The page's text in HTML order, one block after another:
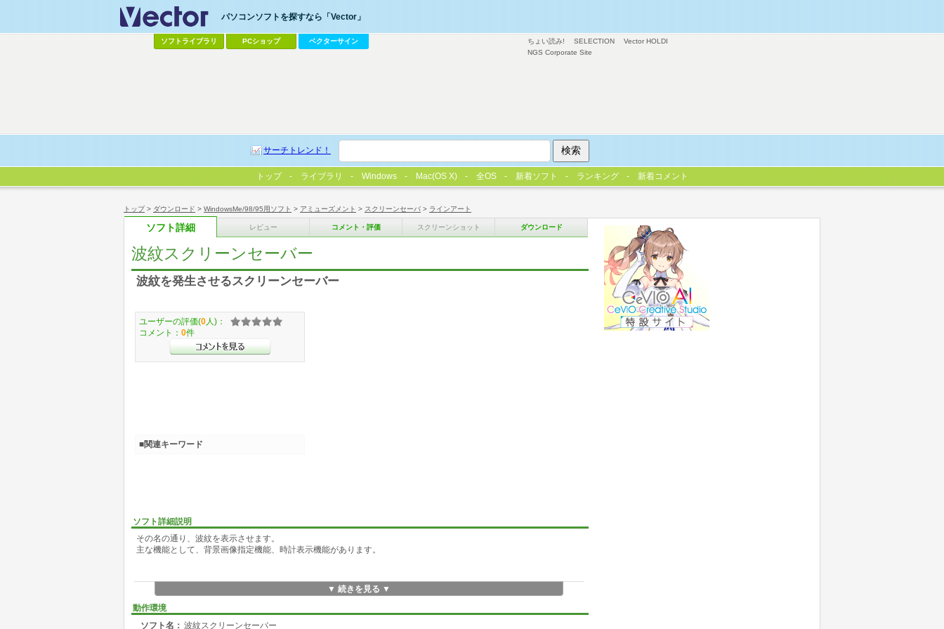
トップ> ダウンロード > WindowsMe/98/95用ソフト > アミューズメント > スクリーンセーバ > ラインアート
ソフト詳細 レビュー コメント・評価 スクリーンショット ダウンロード
波紋スクリーンセーバー
波紋を発生させるスクリーンセーバー
ソフト詳細説明
その名の通り、波紋を表示させます。
主な機能として、背景画像指定機能、時計表示機能があります。
▼ 続きを見る ▼
動作環境
ソフト名： 波紋スクリーンセーバー
ユーザーの評価(0 人)：
コメント： 0件
■関連キーワード
ちょい読み! SELECTION
Vector HOLDI
NGS Corporate Site
パソコンソフトを探すなら「Vector」
ソフトライブラリ PCショップ ベクターサイン
サーチトレンド！
トップ ライブラリ Windows Mac(OS X) 全OS 新着ソフト ランキング 新着コメント